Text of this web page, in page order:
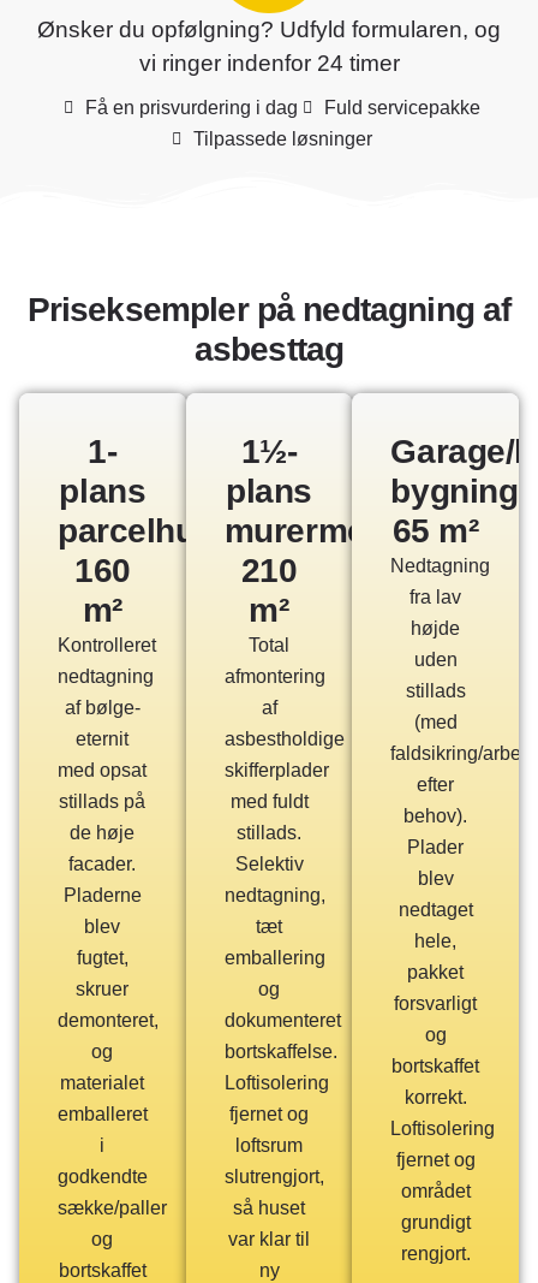
Ønsker du opfølgning? Udfyld formularen, og
vi ringer indenfor 24 timer
Få en prisvurdering i dag
Fuld servicepakke
Tilpassede løsninger
Priseksempler på nedtagning af
asbesttag
1-
plans
parcelhus,
160
m²
Kontrolleret
nedtagning
af bølge-
eternit
med opsat
stillads på
de høje
facader.
Pladerne
blev
fugtet,
skruer
demonteret,
og
materialet
emballeret
i
godkendte
sække/paller
og
bortskaffet
1½-
plans
murermestervilla,
210
m²
Total
afmontering
af
asbestholdige
skifferplader
med fuldt
stillads.
Selektiv
nedtagning,
tæt
emballering
og
dokumenteret
bortskaffelse.
Loftisolering
fjernet og
loftsrum
slutrengjort,
så huset
var klar til
ny
Garage/
bygning,
65 m²
Nedtagning
fra lav
højde
uden
stillads
(med
faldsikring/
efter
behov).
Plader
blev
nedtaget
hele,
pakket
forsvarligt
og
bortskaffet
korrekt.
Loftisolering
fjernet og
området
grundigt
rengjort.